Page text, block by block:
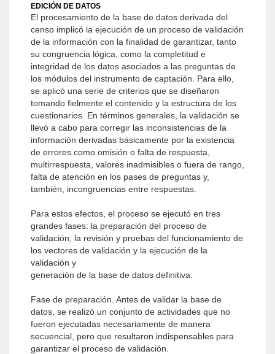
EDICIÓN DE DATOS
El procesamiento de la base de datos derivada del
censo implicó la ejecución de un proceso de validación
de la información con la finalidad de garantizar, tanto
su congruencia lógica, como la completitud e
integridad de los datos asociados a las preguntas de
los módulos del instrumento de captación. Para ello,
se aplicó una serie de criterios que se diseñaron
tomando fielmente el contenido y la estructura de los
cuestionarios. En términos generales, la validación se
llevó a cabo para corregir las inconsistencias de la
información derivadas básicamente por la existencia
de errores como omisión o falta de respuesta,
multirrespuesta, valores inadmisibles o fuera de rango,
falta de atención en los pases de preguntas y,
también, incongruencias entre respuestas.
Para estos efectos, el proceso se ejecutó en tres
grandes fases: la preparación del proceso de
validación, la revisión y pruebas del funcionamiento de
los vectores de validación y la ejecución de la
validación y
generación de la base de datos definitiva.
Fase de preparación. Antes de validar la base de
datos, se realizó un conjunto de actividades que no
fueron ejecutadas necesariamente de manera
secuencial, pero que resultaron indispensables para
garantizar el proceso de validación.